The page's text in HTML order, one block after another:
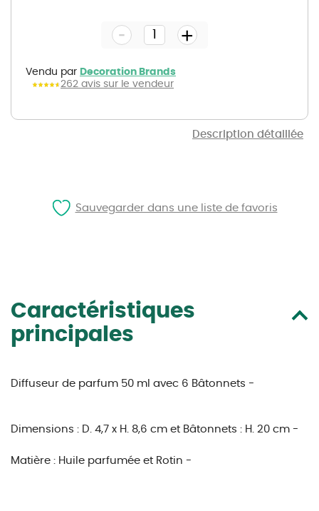
Description détaillée
gallery
Vendu par Decoration Brands
262 avis sur le vendeur
- +
Caractéristiques
principales
Diffuseur de parfum 50 ml avec 6 Bâtonnets -
Dimensions : D. 4,7 x H. 8,6 cm et Bâtonnets : H. 20 cm -
Matière : Huile parfumée et Rotin -
Sauvegarder dans une liste de favoris